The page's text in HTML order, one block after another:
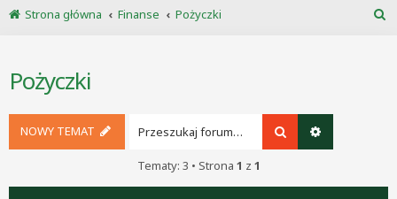
Strona główna Finanse
Pożyczki
Pożyczki
NOWY TEMAT Szukaj
Tematy: 3 • Strona 1 z 1